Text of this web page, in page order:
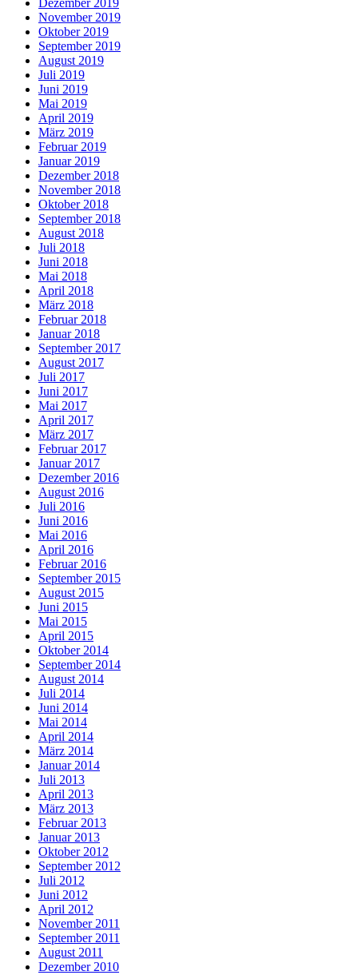
Dezember 2019
November 2019
Oktober 2019
September 2019
August 2019
Juli 2019
Juni 2019
Mai 2019
April 2019
März 2019
Februar 2019
Januar 2019
Dezember 2018
November 2018
Oktober 2018
September 2018
August 2018
Juli 2018
Juni 2018
Mai 2018
April 2018
März 2018
Februar 2018
Januar 2018
September 2017
August 2017
Juli 2017
Juni 2017
Mai 2017
April 2017
März 2017
Februar 2017
Januar 2017
Dezember 2016
August 2016
Juli 2016
Juni 2016
Mai 2016
April 2016
Februar 2016
September 2015
August 2015
Juni 2015
Mai 2015
April 2015
Oktober 2014
September 2014
August 2014
Juli 2014
Juni 2014
Mai 2014
April 2014
März 2014
Januar 2014
Juli 2013
April 2013
März 2013
Februar 2013
Januar 2013
Oktober 2012
September 2012
Juli 2012
Juni 2012
April 2012
November 2011
September 2011
August 2011
Dezember 2010